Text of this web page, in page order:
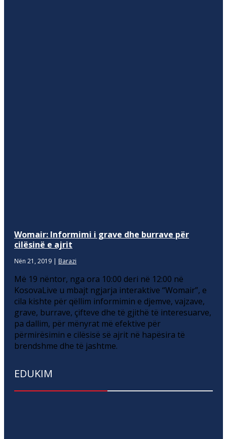
Womair: Informimi i grave dhe burrave për
cilësinë e ajrit
Nën 21, 2019 | Barazi
Më 19 nëntor, nga ora 10:00 deri në 12:00 në
KosovaLive u mbajt ngjarja interaktive “Womair”, e
cila kishte për qëllim informimin e djemve, vajzave,
grave, burrave, çifteve dhe të gjithë të interesuarve,
pa dallim, për mënyrat më efektive për
përmirësimin e cilësisë së ajrit në hapësira të
brendshme dhe të jashtme.
EDUKIM